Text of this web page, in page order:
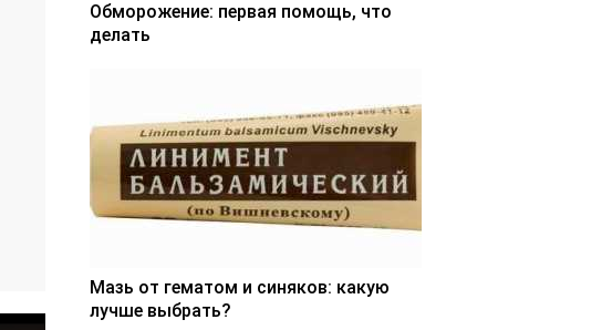
Обморожение: первая помощь, что
делать
Мазь от гематом и синяков: какую
лучше выбрать?